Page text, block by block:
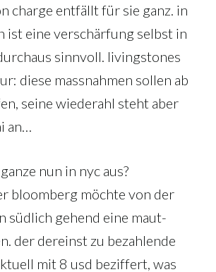
charge entfällt für sie ganz. in
ist eine verschärfung selbst in
sinnvoll. livingstones
diese massnahmen sollen ab
seine wiederahl steht aber
an…
nun in nyc aus?
bloomberg möchte von der
südlich gehend eine maut-
der dereinst zu bezahlende
mit 8 usd beziffert, was